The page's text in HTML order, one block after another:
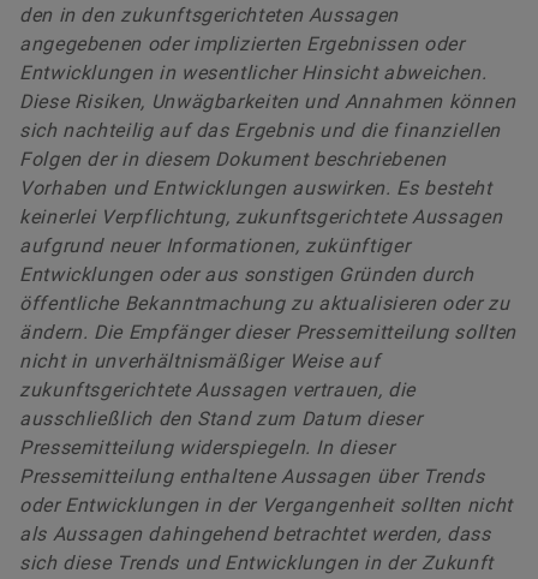
den in den zukunftsgerichteten Aussagen
angegebenen oder implizierten Ergebnissen oder
Entwicklungen in wesentlicher Hinsicht abweichen.
Diese Risiken, Unwägbarkeiten und Annahmen können
sich nachteilig auf das Ergebnis und die finanziellen
Folgen der in diesem Dokument beschriebenen
Vorhaben und Entwicklungen auswirken. Es besteht
keinerlei Verpflichtung, zukunftsgerichtete Aussagen
aufgrund neuer Informationen, zukünftiger
Entwicklungen oder aus sonstigen Gründen durch
öffentliche Bekanntmachung zu aktualisieren oder zu
ändern. Die Empfänger dieser Pressemitteilung sollten
nicht in unverhältnismäßiger Weise auf
zukunftsgerichtete Aussagen vertrauen, die
ausschließlich den Stand zum Datum dieser
Pressemitteilung widerspiegeln. In dieser
Pressemitteilung enthaltene Aussagen über Trends
oder Entwicklungen in der Vergangenheit sollten nicht
als Aussagen dahingehend betrachtet werden, dass
sich diese Trends und Entwicklungen in der Zukunft